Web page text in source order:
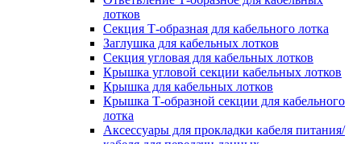
лотков
Секция Т-образная для кабельного лотка
Заглушка для кабельных лотков
Секция угловая для кабельных лотков
Крышка угловой секции кабельных лотков
Крышка для кабельных лотков
Крышка Т-образной секции для кабельного
лотка
Аксессуары для прокладки кабеля питания/